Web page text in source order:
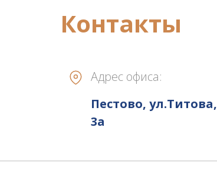
Контакты
Адрес офиса:
Пестово, ул.Титова,
3а